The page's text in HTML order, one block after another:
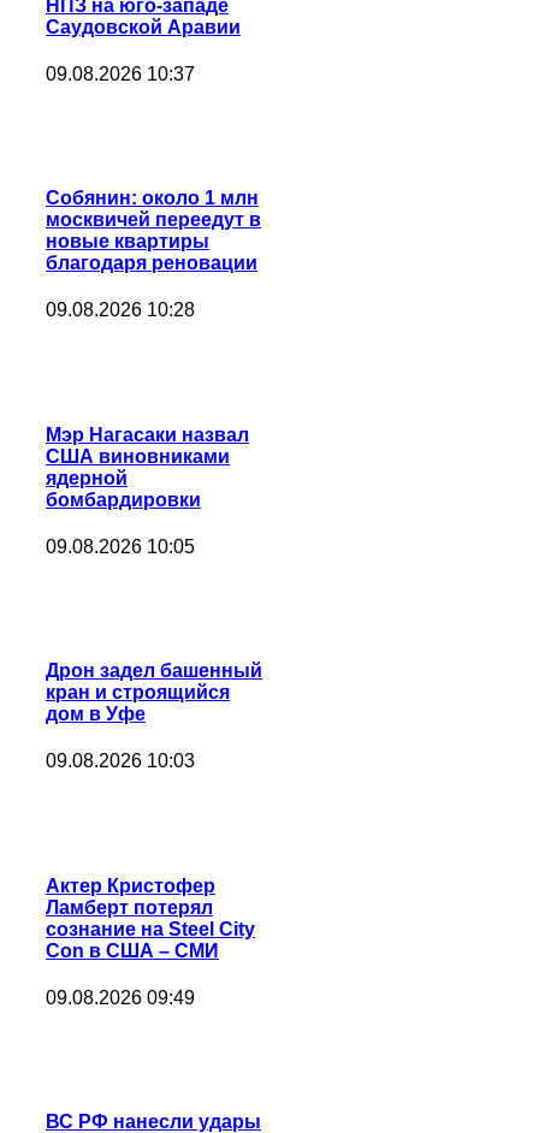
НПЗ на юго-западе
Саудовской Аравии
09.08.2026 10:37
Собянин: около 1 млн
москвичей переедут в
новые квартиры
благодаря реновации
09.08.2026 10:28
Мэр Нагасаки назвал
США виновниками
ядерной
бомбардировки
09.08.2026 10:05
Дрон задел башенный
кран и строящийся
дом в Уфе
09.08.2026 10:03
Актер Кристофер
Ламберт потерял
сознание на Steel City
Con в США – СМИ
09.08.2026 09:49
ВС РФ нанесли удары